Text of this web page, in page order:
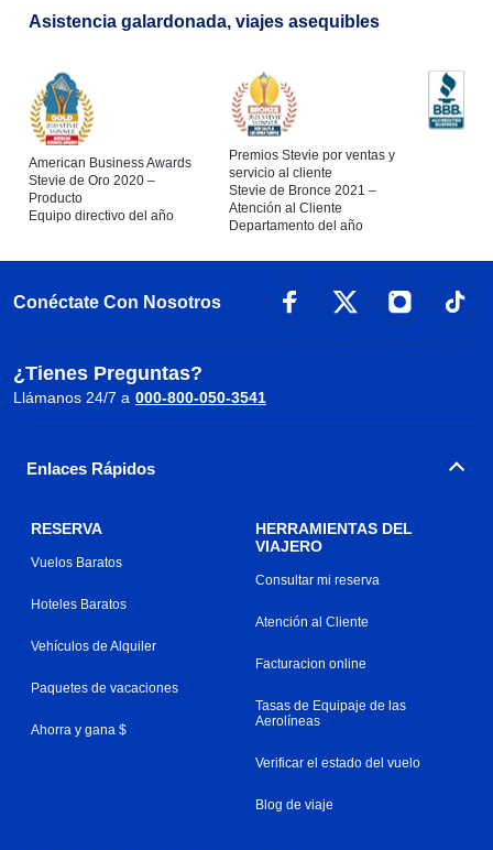
Asistencia galardonada, viajes asequibles
American Business Awards
Stevie de Oro 2020 –
Producto
Equipo directivo del año
Premios Stevie por ventas y
servicio al cliente
Stevie de Bronce 2021 –
Atención al Cliente
Departamento del año
Conéctate Con Nosotros
¿Tienes Preguntas?
Llámanos 24/7 a 000-800-050-3541
Enlaces Rápidos
RESERVA
Vuelos Baratos
Hoteles Baratos
Vehículos de Alquiler
Paquetes de vacaciones
Ahorra y gana $
HERRAMIENTAS DEL
VIAJERO
Consultar mi reserva
Atención al Cliente
Facturacion online
Tasas de Equipaje de las
Aerolíneas
Verificar el estado del vuelo
Blog de viaje